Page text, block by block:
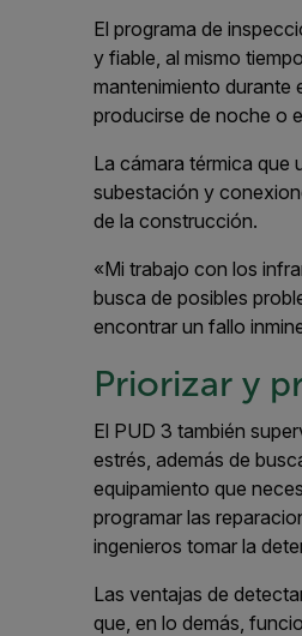
El programa de
y fiable, al mismo
mantenimiento durante
producirse de noche o
La cámara térmica que
subestación y
de la construcción.
«Mi trabajo con los
busca de posibles
encontrar un fallo
Priorizar y
El PUD 3 también
estrés, además de
equipamiento que
programar las
ingenieros tomar la
Las ventajas de
que, en lo demás,